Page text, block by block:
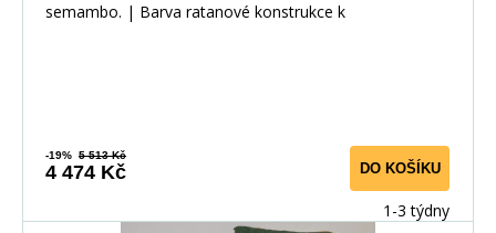
semambo. | Barva ratanové konstrukce k
-19% 5 513 Kč
4 474 Kč DO KOŠÍKU
1-3 týdny